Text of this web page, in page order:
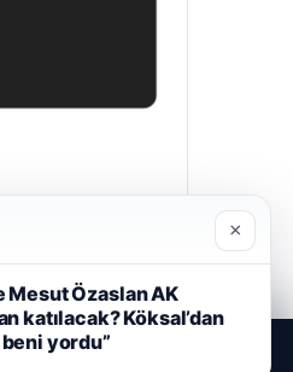
×
Mesut Özaslan AK
katılacak? Köksal’dan
beni yordu”